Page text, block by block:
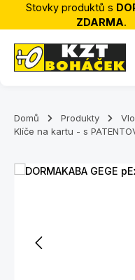
Přejít na hlavní obsah
Stovky produktů s
ZDARMA.
Domů Produkty
Klíče na kartu - s
Přeskočit galerii